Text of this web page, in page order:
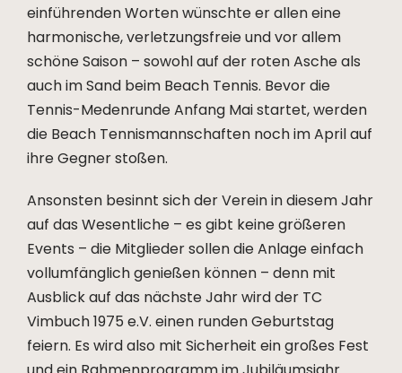
einführenden Worten wünschte er allen eine
harmonische, verletzungsfreie und vor allem
schöne Saison – sowohl auf der roten Asche als
auch im Sand beim Beach Tennis. Bevor die
Tennis-Medenrunde Anfang Mai startet, werden
die Beach Tennismannschaften noch im April auf
ihre Gegner stoßen.
Ansonsten besinnt sich der Verein in diesem Jahr
auf das Wesentliche – es gibt keine größeren
Events – die Mitglieder sollen die Anlage einfach
vollumfänglich genießen können – denn mit
Ausblick auf das nächste Jahr wird der TC
Vimbuch 1975 e.V. einen runden Geburtstag
feiern. Es wird also mit Sicherheit ein großes Fest